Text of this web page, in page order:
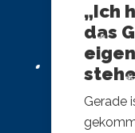
„Ich
das
Gerade